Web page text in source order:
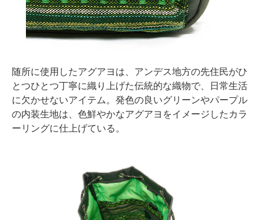
随所に使用したアグアヨは、アンデス地方の先住民がひ
とつひとつ丁寧に織り上げた伝統的な織物で、日常生活
に欠かせないアイテム。発色の良いグリーンやパープル
の内装生地は、色鮮やかなアグアヨをイメージしたカラ
ーリングに仕上げている。